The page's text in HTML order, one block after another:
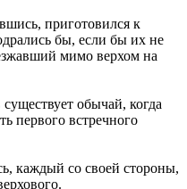
приготовился к
бы, если бы их не
мимо верхом на
обычай, когда
первого встречного
каждый со своей стороны,